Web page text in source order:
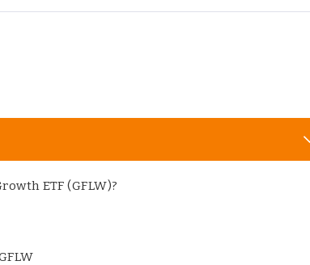
ETF (GFLW)?